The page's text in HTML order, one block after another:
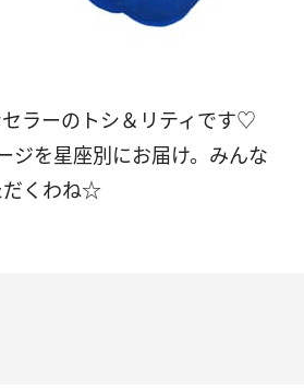
ラーのトシ＆リティです♡
ジを星座別にお届け。みんな
くわね☆